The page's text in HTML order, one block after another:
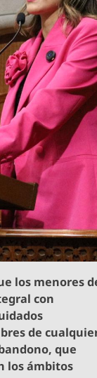
los menores
con
de
que
los ámbitos